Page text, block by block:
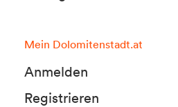
Mein Dolomitenstadt.at
Anmelden
Registrieren